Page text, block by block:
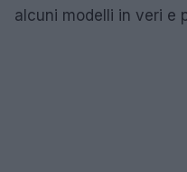
alcuni modelli in veri e